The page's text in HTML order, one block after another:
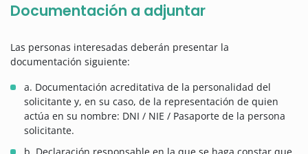
Documentación a adjuntar
Las personas interesadas deberán presentar la
documentación siguiente:
a. Documentación acreditativa de la personalidad del
solicitante y, en su caso, de la representación de quien
actúa en su nombre: DNI / NIE / Pasaporte de la persona
solicitante.